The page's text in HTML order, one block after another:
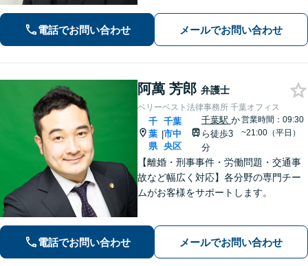
幅広くサポート。【夜間・休日面談
可】【完全個室】【本千葉駅徒歩３
電話でお問い合わせ メールでお問い合わせ
阿萬 芳郎 弁護士
ベリーベスト法律事務所 千葉オフィス
千
葉
県
|
千葉
市中
央区
千葉駅 か
ら徒歩3
分
営業時間：09:30
~21:00（平日）
【離婚・刑事事件・労働問題・交通事
故など幅広く対応】各分野の専門チー
ムがお客様をサポートします。
電話でお問い合わせ メールでお問い合わせ